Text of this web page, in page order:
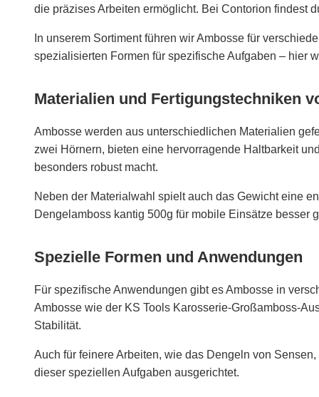
die präzises Arbeiten ermöglicht. Bei Contorion findest
In unserem Sortiment führen wir Ambosse für
spezialisierten Formen für spezifische Aufgaben – hier
Materialien und Fertigungstechniken
Ambosse werden aus unterschiedlichen Materialien
zwei Hörnern, bieten eine hervorragende Haltbarkeit
besonders robust macht.
Neben der Materialwahl spielt auch das Gewicht eine
Dengelamboss kantig 500g für mobile Einsätze besser
Spezielle Formen und Anwendungen
Für spezifische Anwendungen gibt es Ambosse in
Ambosse wie der KS Tools Karosserie-Großamboss-
Stabilität.
Auch für feinere Arbeiten, wie das Dengeln von
dieser speziellen Aufgaben ausgerichtet.